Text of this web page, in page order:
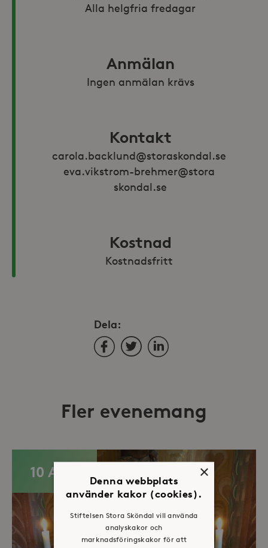
Alla helgfria fredagar
Anmälan
Ingen anmälan krävs
Kontakt
carola.backlund@storaskondal.se
eva.vikstrom-brehmer@stora
skondal.se
Kostnad
Kostnadsfritt
Dela:
FacebookTwitterLinkedIn
Fler evenemang
10 AUG ×
Denna webbplats
använder kakor (cookies).
Stiftelsen Stora Sköndal vill använda
analyskakor och
marknadsföringskakor för att